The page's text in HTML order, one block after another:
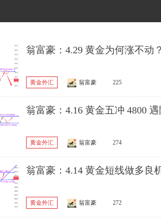
翁富豪：4.29 黄金为何涨不动
黄金外汇 翁富豪 225
翁富豪：4.16 黄金五冲 4800
黄金外汇 翁富豪 274
翁富豪：4.14 黄金短线做多良
黄金外汇 翁富豪 272